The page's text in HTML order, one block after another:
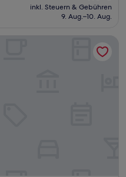
Preis
beträgt
inkl. Steuern & Gebühren
9. Aug.–10. Aug.